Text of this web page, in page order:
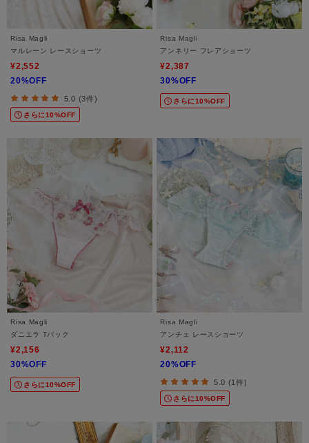
Risa Magli
マルレーン レースショーツ
¥2,552
20%OFF
5.0 (3件)
さらに10%OFF
Risa Magli
アンネリー フレアショーツ
¥2,387
30%OFF
さらに10%OFF
Risa Magli
ダニエラ Tバック
¥2,156
30%OFF
さらに10%OFF
Risa Magli
アンチェ レースショーツ
¥2,112
20%OFF
5.0 (1件)
さらに10%OFF